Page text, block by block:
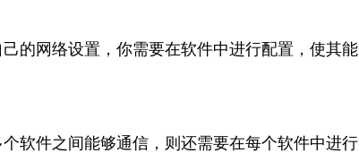
的网络设置，你需要在软件中进行配置，使其能
软件之间能够通信，则还需要在每个软件中进行